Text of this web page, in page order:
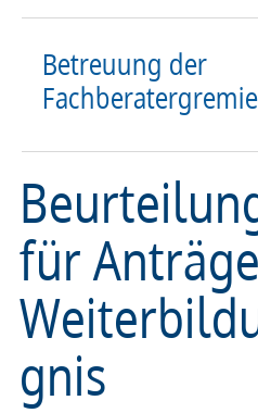
Betreuung der
für
gnis